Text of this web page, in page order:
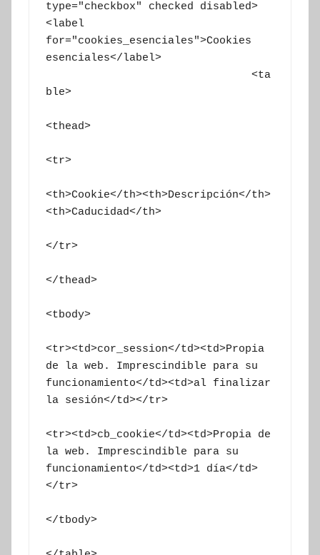
type="checkbox" checked disabled>
<label
for="cookies_esenciales">Cookies
esenciales</label>
ble>
<thead>
<tr>
<th>Cookie</th><th>Descripción</th>
<th>Caducidad</th>
</tr>
</thead>
<tbody>
<tr><td>cor_session</td><td>Propia
de la web. Imprescindible para su
funcionamiento</td><td>al finalizar
la sesión</td></tr>
<tr><td>cb_cookie</td><td>Propia de
la web. Imprescindible para su
funcionamiento</td><td>1 día</td>
</tr>
</tbody>